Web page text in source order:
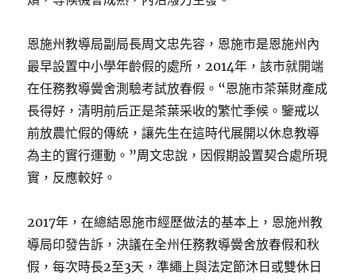
恩施州教導局副局長周文忠先容，恩施市是恩施州內
最早設置中小學年齡假的處所，2014年，該市就開端
在任務教導黌舍測驗考試放春假。“恩施市茶葉財產成
長得好，清明前后正是茶葉采收的繁忙季候。鑒戒以
前放農忙假的傳統，讓先生在這時代展開以休息教導
為主的實行運動。”周文忠說，因假期設置契合處所現
實，反應較好。
2017年，在總結恩施市經歷做法的基本上，恩施州教
導局印發告訴，決議在全州任務教導黌舍放春假和秋
假，每次時長2至3天，準繩上與法定節沐日或雙休日